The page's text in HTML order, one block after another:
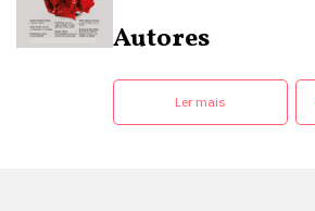
Autores
Ler mais